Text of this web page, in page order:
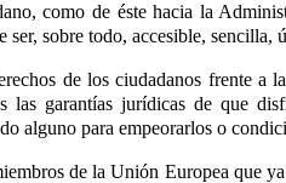
como de éste hacia la
sobre todo, accesible,
de los ciudadanos frente
garantías jurídicas de que
alguno para empeorarlos o
de la Unión Europea que